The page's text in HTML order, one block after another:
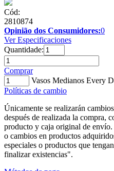
Cód:
2810874
Opinião dos Consumidores:0
Ver Especificaciones
Quantidade:
Comprar
Vasos Medianos Every
Políticas de cambio
Únicamente se realizarán
después de realizada la compra,
producto y caja original de
o cambios en productos
especiales o productos que
finalizar existencias".